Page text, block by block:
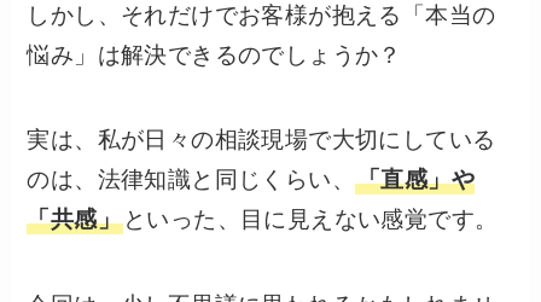
しかし、それだけでお客様が抱える「本当の
悩み」は解決できるのでしょうか？
実は、私が日々の相談現場で大切にしている
のは、法律知識と同じくらい、「直感」や
「共感」 といった、目に見えない感覚です。